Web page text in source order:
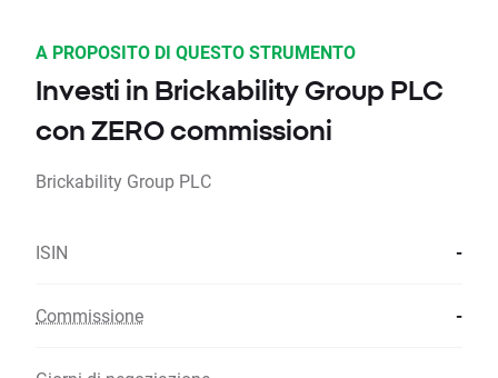
A PROPOSITO DI QUESTO STRUMENTO
Investi in Brickability Group PLC
con ZERO commissioni
Brickability Group PLC
ISIN -
Commissione -